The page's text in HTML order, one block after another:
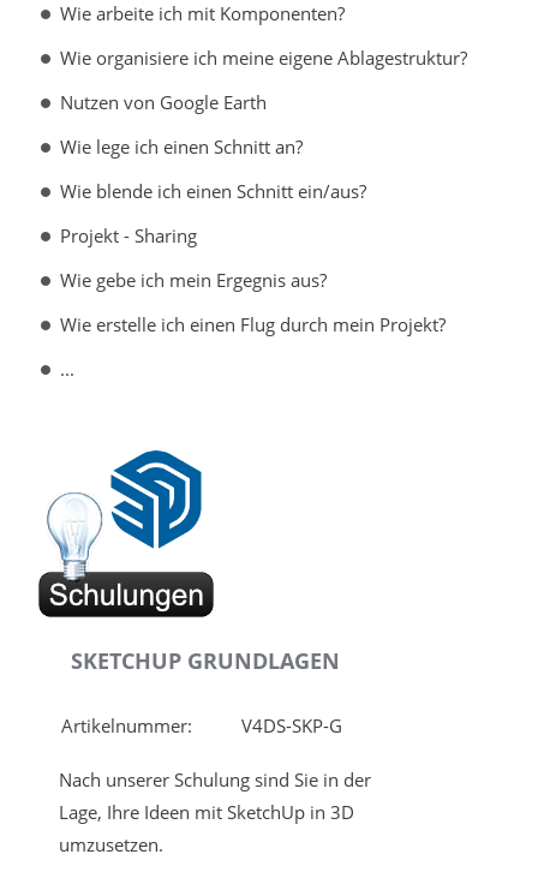
Wie arbeite ich mit Komponenten?
Wie organisiere ich meine eigene Ablagestruktur?
Nutzen von Google Earth
Wie lege ich einen Schnitt an?
Wie blende ich einen Schnitt ein/aus?
Projekt - Sharing
Wie gebe ich mein Ergegnis aus?
Wie erstelle ich einen Flug durch mein Projekt?
...
SKETCHUP GRUNDLAGEN
Artikelnummer: V4DS-SKP-G
Nach unserer Schulung sind Sie in der
Lage, Ihre Ideen mit SketchUp in 3D
umzusetzen.